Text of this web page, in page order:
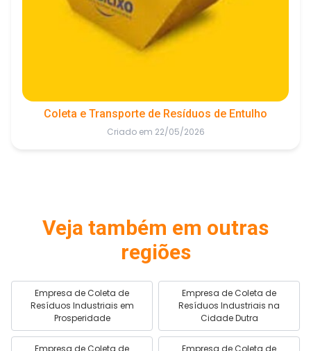
Coleta e Transporte de Resíduos de Entulho
Criado em 22/05/2026
Veja também em outras
regiões
Empresa de Coleta de
Resíduos Industriais em
Prosperidade
Empresa de Coleta de
Resíduos Industriais na
Cidade Dutra
Empresa de Coleta de
Empresa de Coleta de